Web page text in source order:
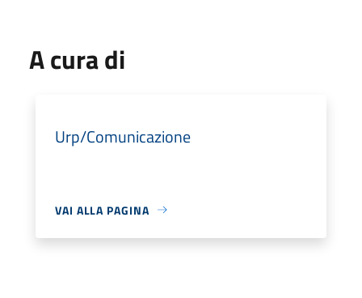
A cura di
Urp/Comunicazione
VAI ALLA PAGINA